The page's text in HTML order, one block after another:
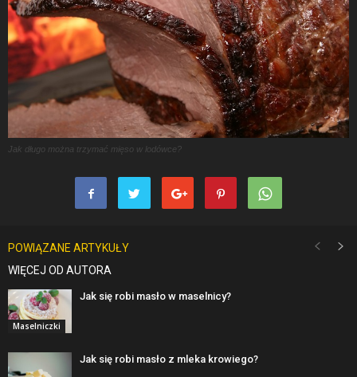
Jak długo można trzymać mięso w lodówce?
POWIĄZANE ARTYKUŁY
WIĘCEJ OD AUTORA
Maselniczki
Jak się robi masło w maselnicy?
Jak się robi masło z mleka krowiego?